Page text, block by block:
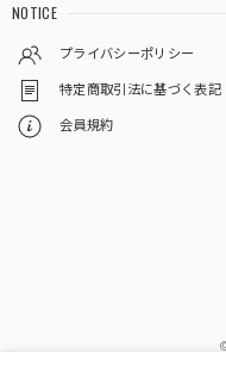
NOTICE
プライバシーポリシー
特定商取引法に基づく表記
会員規約